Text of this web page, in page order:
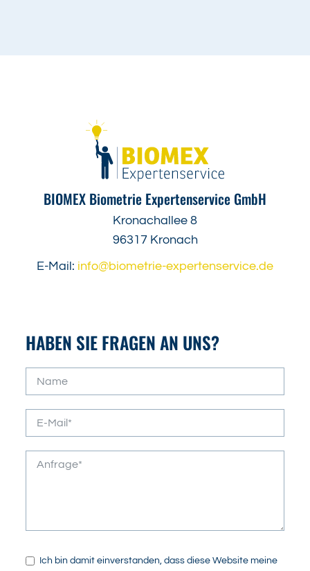
BIOMEX Biometrie Expertenservice GmbH
Kronachallee 8
96317 Kronach
E-Mail: info@biometrie-expertenservice.de
HABEN SIE FRAGEN AN UNS?
Ich bin damit einverstanden, dass diese Website meine